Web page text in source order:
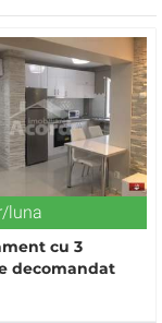
luna
cu 3
decomandat